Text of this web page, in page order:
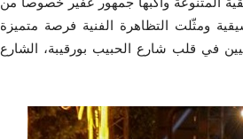
ومثّلت التظاهرة الفنية فرصة متميزة
في قلب شارع الحبيب بورقيبة، الشارع